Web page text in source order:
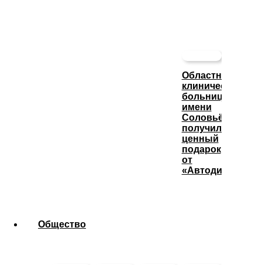
Областная
клиническая
больница
имени
Соловьёва
получила
ценный
подарок
от
«Автодизеля»
Общество